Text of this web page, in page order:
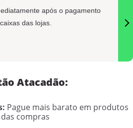
após o pagamento
das lojas.
Atacadão:
Pague mais barato em produtos
compras